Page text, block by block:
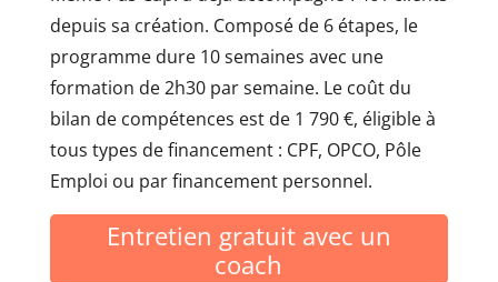
depuis sa création. Composé de 6 étapes, le
programme dure 10 semaines avec une
formation de 2h30 par semaine. Le coût du
bilan de compétences est de 1 790 €, éligible à
tous types de financement : CPF, OPCO, Pôle
Emploi ou par financement personnel.
Entretien gratuit avec un
coach